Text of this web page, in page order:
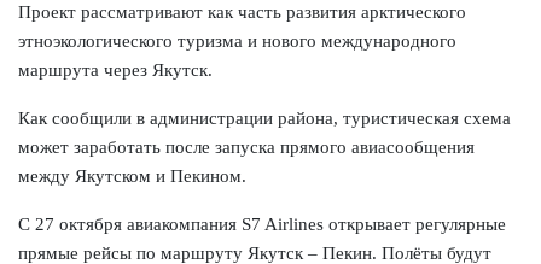
Проект рассматривают как часть развития арктического
этноэкологического туризма и нового международного
маршрута через Якутск.
Как сообщили в администрации района, туристическая схема
может заработать после запуска прямого авиасообщения
между Якутском и Пекином.
С 27 октября авиакомпания S7 Airlines открывает регулярные
прямые рейсы по маршруту Якутск – Пекин. Полёты будут